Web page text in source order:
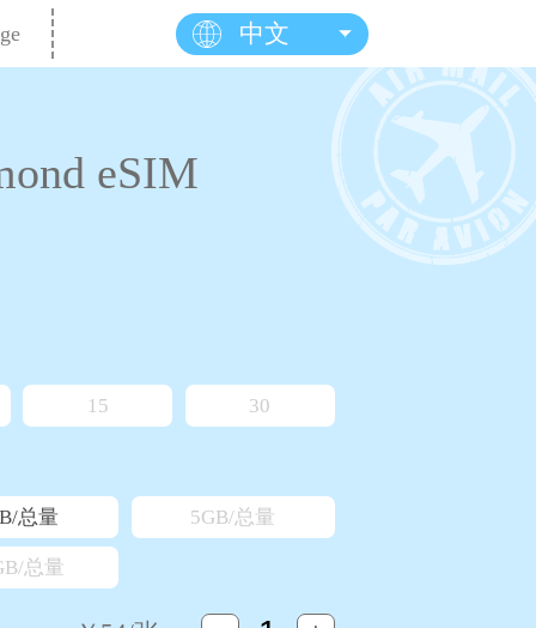
中文
eSIM
15 30
总量 5GB/总量
总量